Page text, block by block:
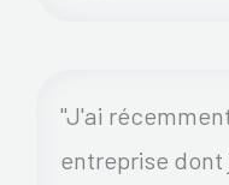
"J'ai
entreprise dont